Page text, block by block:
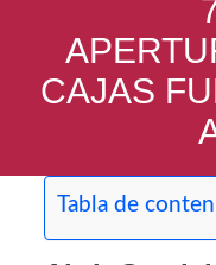
CAJAS
Tabla de